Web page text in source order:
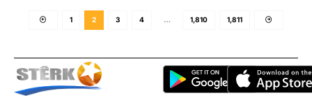
1 2 3 4 … 1,810 1,811